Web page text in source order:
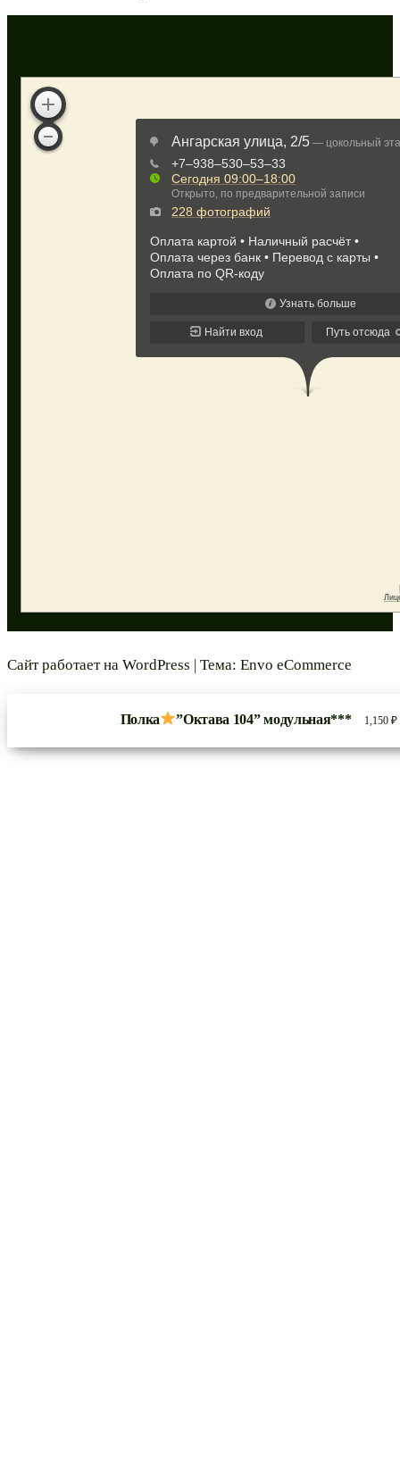
Сайт работает на WordPress | Тема: Envo eCommerce
Полка ”Октава 104” модульная*** 1,150₽